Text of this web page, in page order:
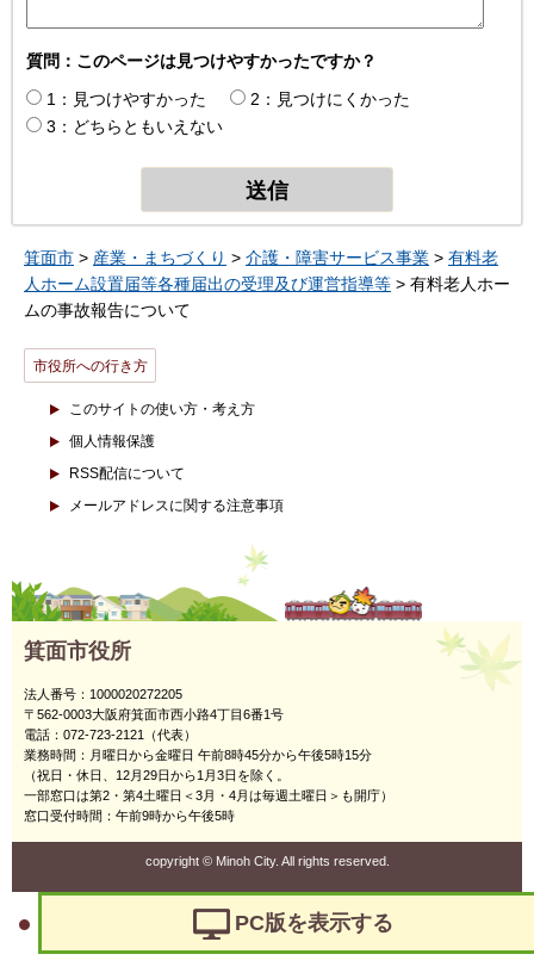
質問：このページは見つけやすかったですか？
1：見つけやすかった
2：見つけにくかった
3：どちらともいえない
箕面市 > 産業・まちづくり > 介護・障害サービス事業 > 有料老
人ホーム設置届等各種届出の受理及び運営指導等 > 有料老人ホー
ムの事故報告について
市役所への行き方
このサイトの使い方・考え方
個人情報保護
RSS配信について
メールアドレスに関する注意事項
箕面市役所
法人番号：1000020272205
〒562-0003大阪府箕面市西小路4丁目6番1号
電話：072-723-2121（代表）
業務時間：月曜日から金曜日 午前8時45分から午後5時15分
（祝日・休日、12月29日から1月3日を除く。
一部窓口は第2・第4土曜日＜3月・4月は毎週土曜日＞も開庁）
窓口受付時間：午前9時から午後5時
copyright ©Minoh City. All rights reserved.
PC版を表示する